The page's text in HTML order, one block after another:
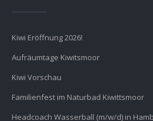
Kiwi Eröffnung 2026!
Aufräumtage Kiwitsmoor
Kiwi Vorschau
Familienfest im Naturbad Kiwittsmoor
Headcoach Wasserball (m/w/d) in